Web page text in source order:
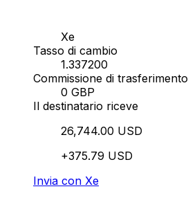
Xe
Tasso di cambio
1.337200
Commissione di trasferimento
0 GBP
Il destinatario riceve
26,744.00 USD
+375.79 USD
Invia con Xe